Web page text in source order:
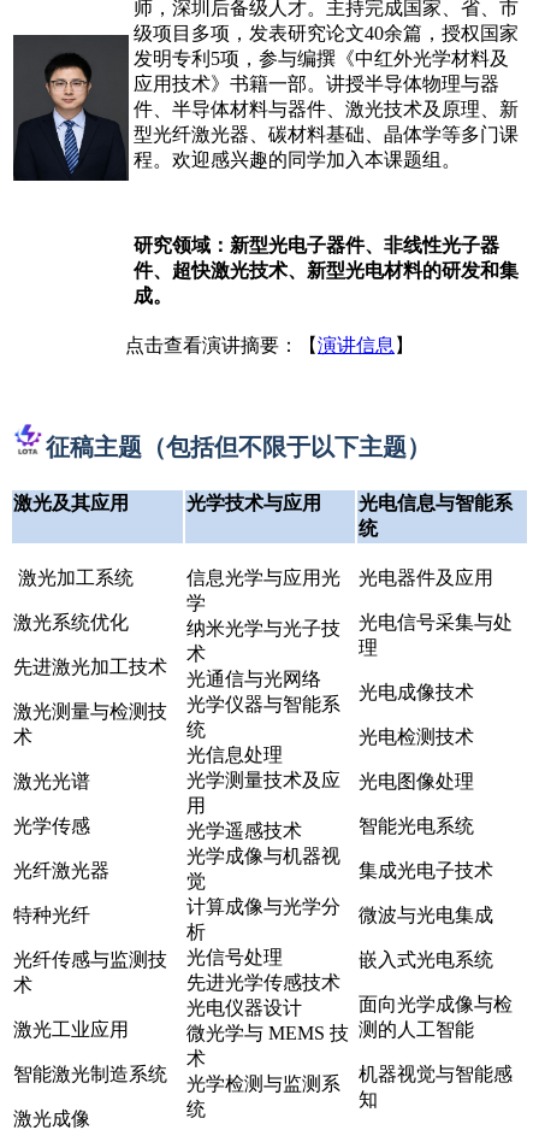
师，深圳后备级人才。主持完成国家、省、市
级项目多项，发表研究论文40余篇，授权国家
发明专利5项，参与编撰《中红外光学材料及
应用技术》书籍一部。讲授半导体物理与器
件、半导体材料与器件、激光技术及原理、新
型光纤激光器、碳材料基础、晶体学等多门课
程。欢迎感兴趣的同学加入本课题组。
研究领域：新型光电子器件、非线性光子器
件、超快激光技术、新型光电材料的研发和集
成。
点击查看演讲摘要：【演讲信息 】
征稿主题（包括但不限于以下主题）
激光及其应用 光学技术与应用
光电信息与智能系
统
激光加工系统
激光系统优化
先进激光加工技术
激光测量与检测技
术
激光光谱
光学传感
光纤激光器
特种光纤
光纤传感与监测技
术
激光工业应用
智能激光制造系统
激光成像
信息光学与应用光
学
纳米光学与光子技
术
光通信与光网络
光学仪器与智能系
统
光信息处理
光学测量技术及应
用
光学遥感技术
光学成像与机器视
觉
计算成像与光学分
析
光信号处理
先进光学传感技术
光电仪器设计
微光学与 MEMS 技
术
光学检测与监测系
统
光电器件及应用
光电信号采集与处
理
光电成像技术
光电检测技术
光电图像处理
智能光电系统
集成光电子技术
微波与光电集成
嵌入式光电系统
面向光学成像与检
测的人工智能
机器视觉与智能感
知